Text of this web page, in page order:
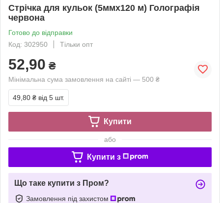
Стрічка для кульок (5ммх120 м) Голографія
червона
Готово до відправки
Код: 302950
Тільки опт
52,90 ₴
Мінімальна сума замовлення на сайті — 500 ₴
49,80 ₴ від 5 шт.
Купити
або
Купити з
Що таке купити з Пром?
Замовлення під захистом